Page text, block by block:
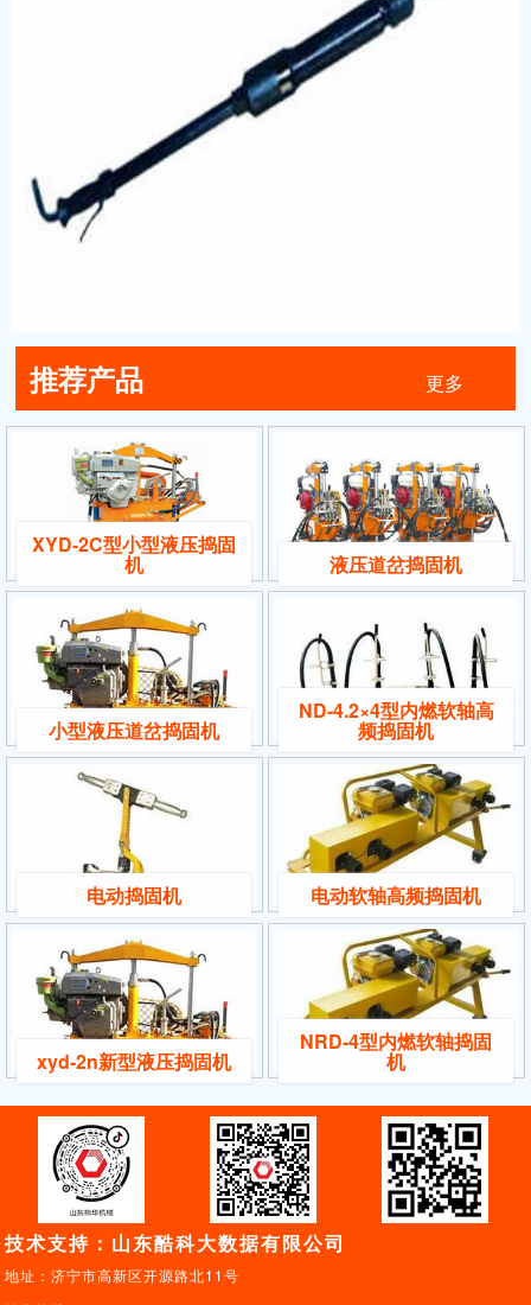
推荐产品 更多
XYD-2C型小型液压捣固
机 液压道岔捣固机
小型液压道岔捣固机
ND-4.2×4型内燃软轴高
频捣固机
电动捣固机 电动软轴高频捣固机
xyd-2n新型液压捣固机
NRD-4型内燃软轴捣固
机
技术支持：山东酷科大数据有限公司
地址：济宁市高新区开源路北11号